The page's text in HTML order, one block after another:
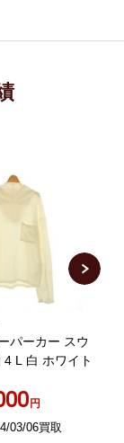
パーカー スウ
4 L 白 ホワイト
円
03/06買取